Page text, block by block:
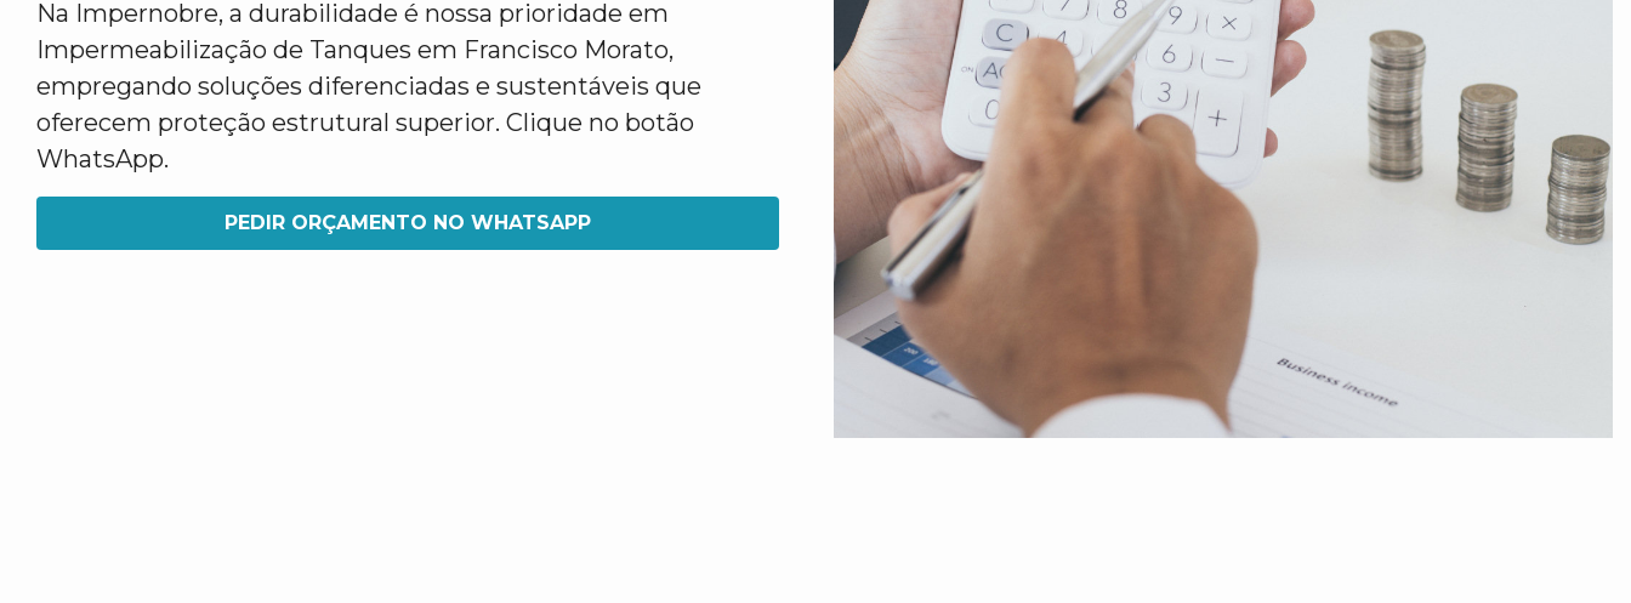
Na Impernobre, a durabilidade é nossa prioridade em
Impermeabilização de Tanques em Francisco Morato,
empregando soluções diferenciadas e sustentáveis que
oferecem proteção estrutural superior. Clique no botão
WhatsApp.
PEDIR ORÇAMENTO NO WHATSAPP